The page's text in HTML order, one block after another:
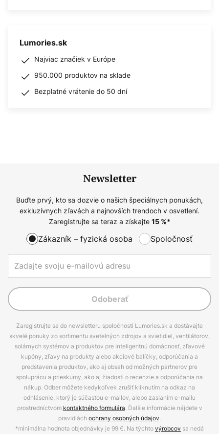
Lumories.sk
Najviac značiek v Európe
950.000 produktov na sklade
Bezplatné vrátenie do 50 dní
Newsletter
Buďte prvý, kto sa dozvie o našich špeciálnych ponukách,
exkluzívnych zľavách a najnovších trendoch v osvetlení.
Zaregistrujte sa teraz a získajte 15%*
Zákazník – fyzická osoba Spoločnosť
Odoberať
Zaregistrujte sa do newsletteru spoločnosti Lumories.sk a dostávajte
skvelé ponuky zo sortimentu svetelných zdrojov a svietidiel, ventilátorov,
solárnych systémov a produktov pre inteligentnú domácnosť, zľavové
kupóny, zľavy na produkty alebo akciové balíčky, odporúčania a
predstavenia produktov, ako aj obsah od možných partnerov pre
spoluprácu a prieskumy, ako aj žiadosti o recenzie a odporúčania na
nákup. Odber môžete kedykoľvek zrušiť kliknutím na odkaz na
odhlásenie, ktorý je súčasťou e-mailov, alebo zaslaním e-mailu
prostredníctvom kontaktného formulára. Ďalšie informácie nájdete v
pravidlách ochrany osobných údajov.
*minimálna hodnota objednávky je 99 €. Na týchtovýrobcov sa nedá